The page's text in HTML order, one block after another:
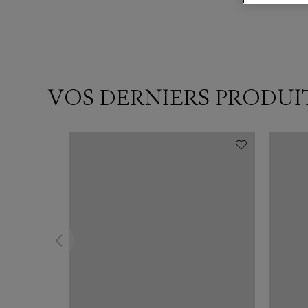
VOS DERNIERS